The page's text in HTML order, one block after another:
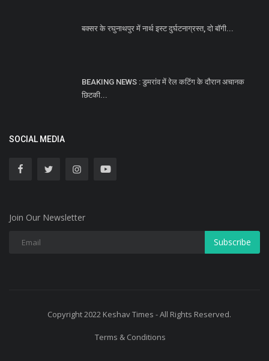
बक्सर के रघुनाथपुर में नार्थ इस्ट दुर्घटनाग्रस्त, दो बॉगी...
BEAKING NEWS : डुमरांव में रेल कटिंग के दौरान अचानक
छिटकी...
SOCIAL MEDIA
Join Our Newsletter
Subscribe
Copyright 2022 Keshav Times - All Rights Reserved.
Terms & Conditions